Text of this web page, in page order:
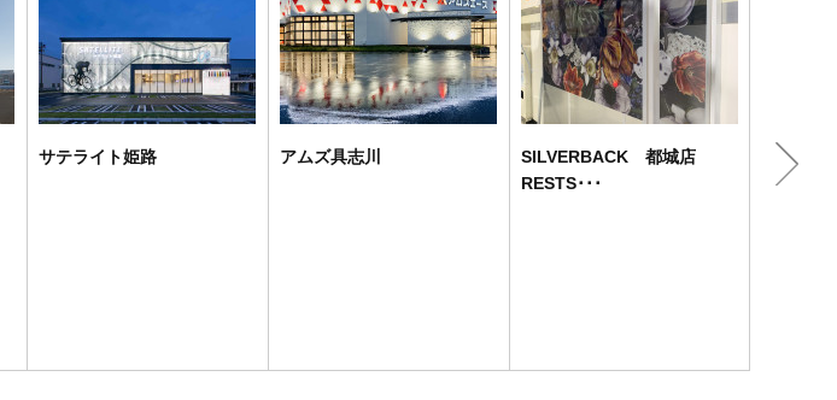
サテライト姫路 アムズ具志川
SILVERBACK 都城店
RESTS･･･
シルバ